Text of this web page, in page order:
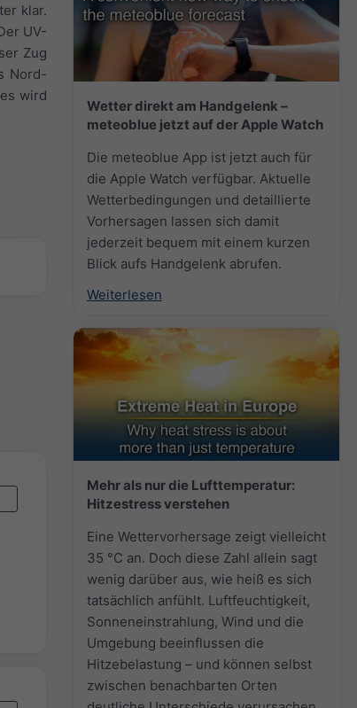
Wetter direkt am Handgelenk –
meteoblue jetzt auf der Apple Watch
Die meteoblue App ist jetzt auch für
die Apple Watch verfügbar. Aktuelle
Wetterbedingungen und detaillierte
Vorhersagen lassen sich damit
jederzeit bequem mit einem kurzen
Blick aufs Handgelenk abrufen.
Weiterlesen
Mehr als nur die Lufttemperatur:
Hitzestress verstehen
Eine Wettervorhersage zeigt vielleicht
35 °C an. Doch diese Zahl allein sagt
wenig darüber aus, wie heiß es sich
tatsächlich anfühlt. Luftfeuchtigkeit,
Sonneneinstrahlung, Wind und die
Umgebung beeinflussen die
Hitzebelastung – und können selbst
zwischen benachbarten Orten
klar.
UV-
Zug
Nord-
wird